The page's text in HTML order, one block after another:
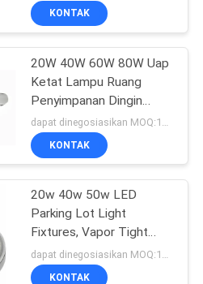
KONTAK
20W 40W 60W 80W Uap
Ketat Lampu Ruang
Penyimpanan Dingin
Tempat Parkir IP65
dapat dinegosiasikan MOQ:100 pcs
KONTAK
20w 40w 50w LED
Parking Lot Light
Fixtures, Vapor Tight
Lights Waterproof Untuk
Outdoor
dapat dinegosiasikan MOQ:100 pcs
KONTAK